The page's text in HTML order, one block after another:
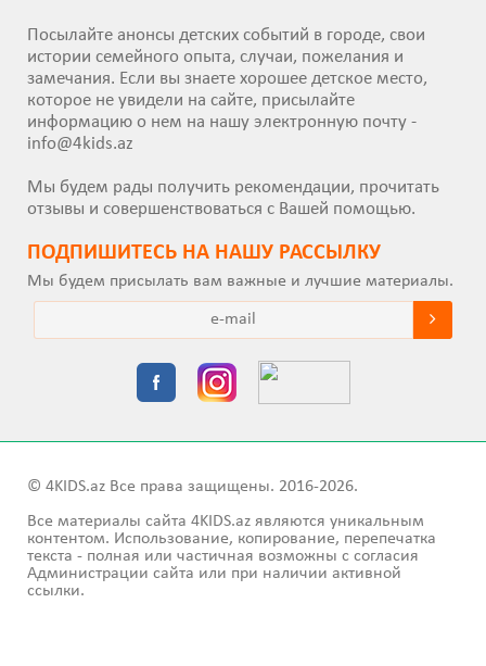
Посылайте анонсы детских событий в городе, свои
истории семейного опыта, случаи, пожелания и
замечания. Если вы знаете хорошее детское место,
которое не увидели на сайте, присылайте
информацию о нем на нашу электронную почту -
info@4kids.az
Мы будем рады получить рекомендации, прочитать
отзывы и совершенствоваться с Вашей помощью.
ПОДПИШИТEСЬ НА НАШУ РАССЫЛКУ
Мы будем присылать вам важные и лучшие материалы.
© 4KIDS.az Все права защищены. 2016-2026.
Все материалы сайта 4KIDS.az являются уникальным
контентом. Использование, копирование, перепечатка
текста - полная или частичная возможны с согласия
Администрации сайта или при наличии активной
ссылки.